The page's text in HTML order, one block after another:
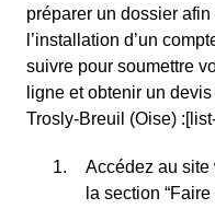
préparer un dossier
l’installation d’un
suivre pour soumettre
ligne et obtenir un
Trosly-Breuil (Oise)
Accédez au site
la section